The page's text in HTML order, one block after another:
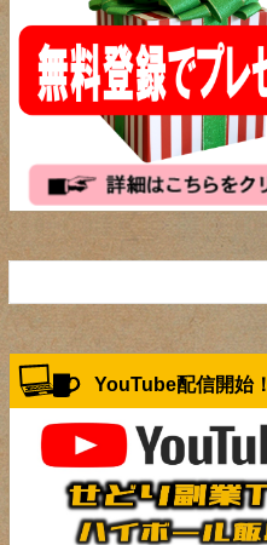
YouTube配信開始！